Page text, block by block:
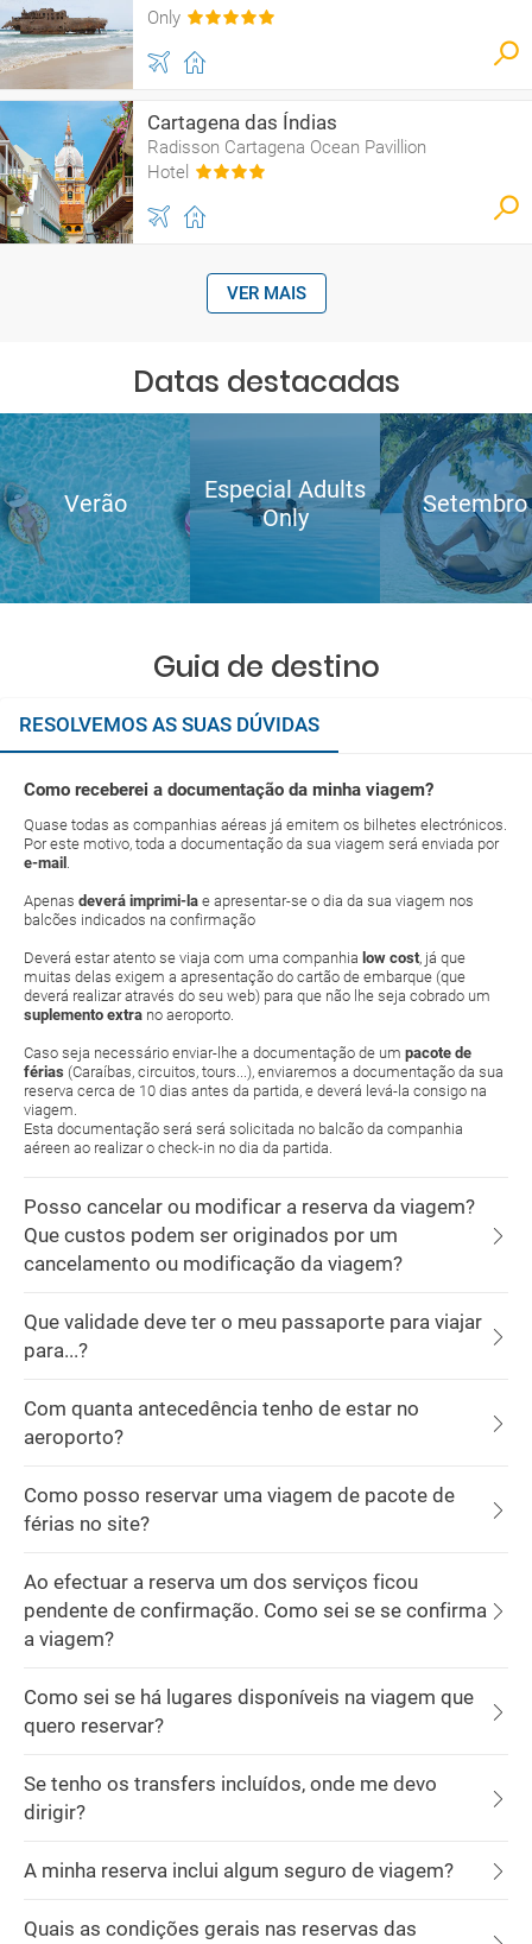
Only
Cartagena das Índias
Radisson Cartagena Ocean Pavillion
Hotel
VER MAIS
Datas destacadas
Verão
Especial Adults
Only
Setembro
Guia de destino
RESOLVEMOS AS SUAS DÚVIDAS
Como receberei a documentação da minha viagem?
Quase todas as companhias aéreas já emitem os bilhetes electrónicos.
Por este motivo, toda a documentação da sua viagem será enviada por
e-mail .
Apenas deverá imprimi-la e apresentar-se o dia da sua viagem nos
balcões indicados na confirmação
Deverá estar atento se viaja com uma companhia low cost, já que
muitas delas exigem a apresentação do cartão de embarque (que
deverá realizar através do seu web) para que não lhe seja cobrado um
suplemento extra no aeroporto.
Caso seja necessário enviar-lhe a documentação de um pacote de
férias (Caraíbas, circuitos, tours...), enviaremos a documentação da sua
reserva cerca de 10 dias antes da partida, e deverá levá-la consigo na
viagem.
Esta documentação será será solicitada no balcão da companhia
aéreen ao realizar o check-in no dia da partida.
Posso cancelar ou modificar a reserva da viagem?
Que custos podem ser originados por um
cancelamento ou modificação da viagem?
Que validade deve ter o meu passaporte para viajar
para...?
Com quanta antecedência tenho de estar no
aeroporto?
Como posso reservar uma viagem de pacote de
férias no site?
Ao efectuar a reserva um dos serviços ficou
pendente de confirmação. Como sei se se confirma
a viagem?
Como sei se há lugares disponíveis na viagem que
quero reservar?
Se tenho os transfers incluídos, onde me devo
dirigir?
A minha reserva inclui algum seguro de viagem?
Quais as condições gerais nas reservas das